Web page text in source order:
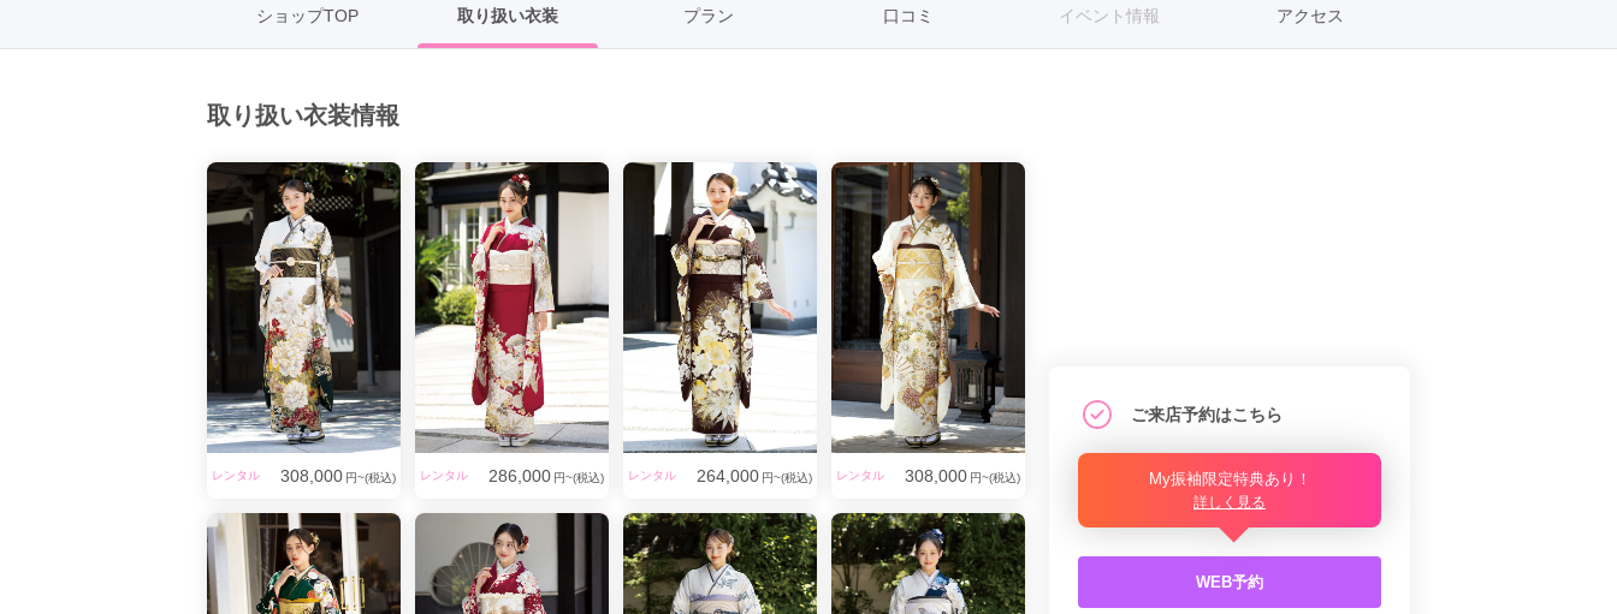
大阪府(307)
兵庫県(195)
京都府(134)
滋賀県(55)
奈良県(52)
広島県(87)
鳥取県(29)
島根県(26)
山口県(60)
香川県(44) 徳島県(23)
愛媛県(51)
高知県(30)
福岡県(160) 熊本県(67)
長崎県(44)
佐賀県(25)
大分県(36)
宮崎県(41)
鹿児島県(31)
沖縄県(40)
振袖タイプ診断
ショップTOP 取り扱い衣装 プラン 口コミ イベント情報 アクセス
取り扱い衣装情報
レンタル 308,000 円~(税込) レンタル 286,000 円~(税込) レンタル 264,000 円~(税込) レンタル 308,000 円~(税込)
ご来店予約はこちら
My振袖限定特典あり！
詳しく見る
WEB予約